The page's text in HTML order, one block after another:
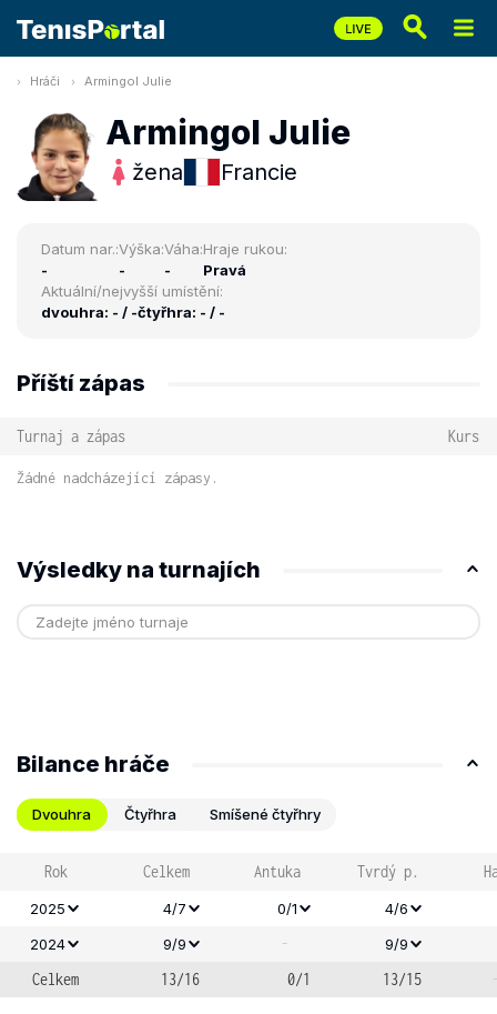
Hráči Armingol Julie
Armingol Julie
žena Francie
Datum nar.:
-
Výška:
-
Váha:
-
Hraje rukou:
Pravá
Aktuální/nejvyšší umístění:
dvouhra: - / -čtyřhra: - / -
Příští zápas
Turnaj a zápas Kurs
Žádné nadcházející zápasy.
Výsledky na turnajích
Bilance hráče
Dvouhra Čtyřhra Smíšené čtyřhry
Rok Celkem Antuka Tvrdý p.
2025 4/7 0/1
4/6
2024
9/9 - 9/9
Celkem 13/16 0/1 13/15